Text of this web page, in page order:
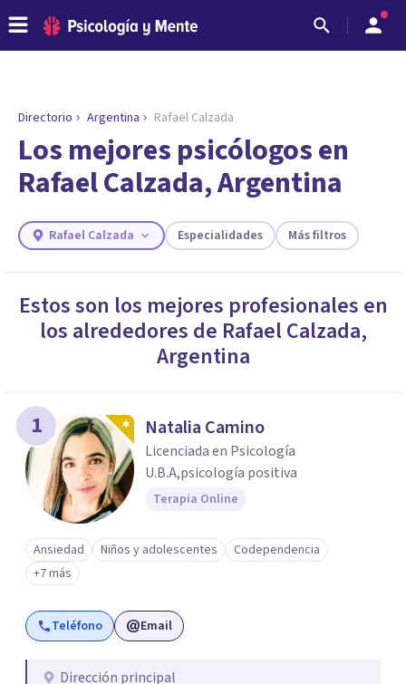
ENCONTRAR MI TERAPEUTA
¿Necesitas ayuda para encontrar el
psicólogo adecuado?
Responde a unas breves preguntas y te ofreceremos
necesidades.
Directorio Argentina Rafael Calzada
Los mejores psicólogos en
Rafael Calzada, Argentina
Rafael Calzada Especialidades Más filtros
Estos son los mejores profesionales en
los alrededores de Rafael Calzada,
Argentina
1 Natalia Camino
Licenciada en Psicología
U.B.A,psicología positiva
Terapia Online
Ansiedad Niños y adolescentes
Codependencia
+7 más
Teléfono Email
Dirección principal